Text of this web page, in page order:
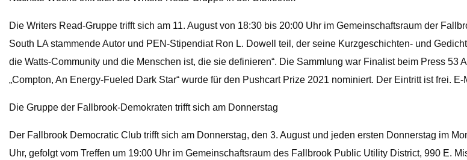
Die Writers Read-Gruppe trifft sich am 11. August von 18:30 bis 20:00 Uhr im Gemeinschaftsraum der
South LA stammende Autor und PEN-Stipendiat Ron L. Dowell teil, der seine Kurzgeschichten- und
die Watts-Community und die Menschen ist, die sie definieren“. Die Sammlung war Finalist beim Press
„Compton, An Energy-Fueled Dark Star“ wurde für den Pushcart Prize 2021 nominiert. Der Eintritt ist frei. E-
Die Gruppe der Fallbrook-Demokraten trifft sich am Donnerstag
Der Fallbrook Democratic Club trifft sich am Donnerstag, den 3. August und jeden ersten Donnerstag im
Uhr, gefolgt vom Treffen um 19:00 Uhr im Gemeinschaftsraum des Fallbrook Public Utility District, 990 E.